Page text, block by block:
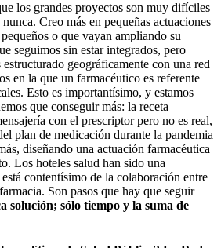
los grandes proyectos son muy difíciles
Creo más en pequeñas actuaciones
o que vayan ampliando su
seguimos sin estar integrados, pero
geográficamente con una red
en la que un farmacéutico es referente
Esto es importantísimo, y estamos
que conseguir más: la receta
con el prescriptor pero no es real,
plan de medicación durante la pandemia
diseñando una actuación farmacéutica
Los hoteles salud han sido una
contentísimo de la colaboración entre
Son pasos que hay que seguir
solución; sólo tiempo y la suma de